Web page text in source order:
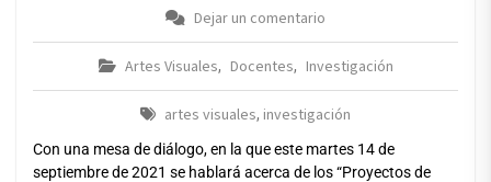
Dejar un comentario
Artes Visuales, Docentes, Investigación
artes visuales, investigación
Con una mesa de diálogo, en la que este martes 14 de
septiembre de 2021 se hablará acerca de los “Proyectos de